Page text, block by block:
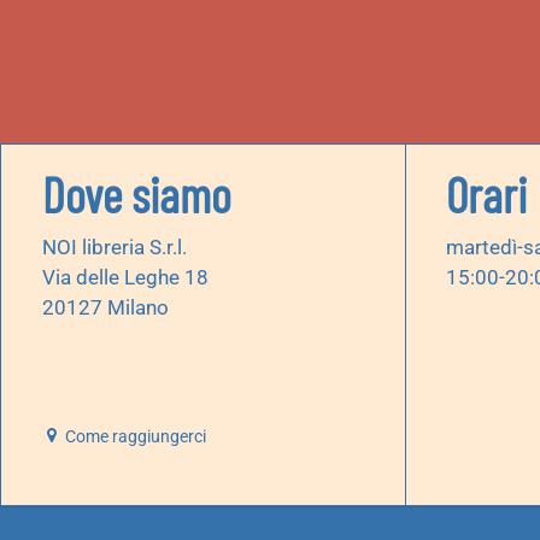
Dove siamo
NOI libreria S.r.l.
Via delle Leghe 18
20127 Milano
Come raggiungerci
Orari
martedì-
15:00-